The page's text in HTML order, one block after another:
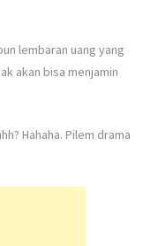
lembaran uang yang
akan bisa menjamin
Hahaha. Pilem drama